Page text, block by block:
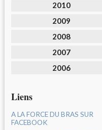
2010
2009
2008
2007
2006
Liens
A LA FORCE DU BRAS SUR
FACEBOOK